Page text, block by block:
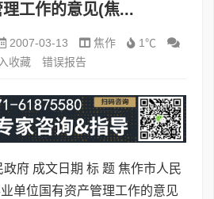
工作的意见(焦...
2007-03-13 焦作
1℃
收藏
错误报告
府 成文日期 标 题 焦作市人民
单位国有资产管理工作的意见